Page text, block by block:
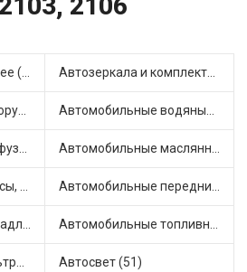
2106
Автоаксессуары, общее (1) Автозеркала и комплектующие (11)
Автоинструмент и оборудование (7) Автомобильные водяные насосы (14)
Автомобильные диффузоры и вентиляторы (4) Автомобильные маслянные насосы (9)
Автомобильные насосы, компрессоры и манометры (1) Автомобильные передние фары (12)
Автомобильные принадлежности и аксессуары (6) Автомобильные топливные насосы (17)
Автомобильные фильтры (1) Автосвет (51)